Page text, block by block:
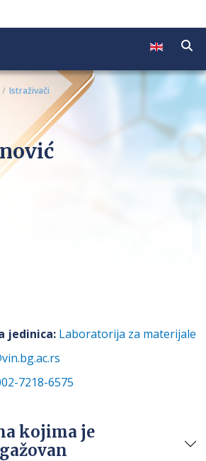
Istraživači
jedinica: Laboratorija za materijale
7218-6575
kojima je